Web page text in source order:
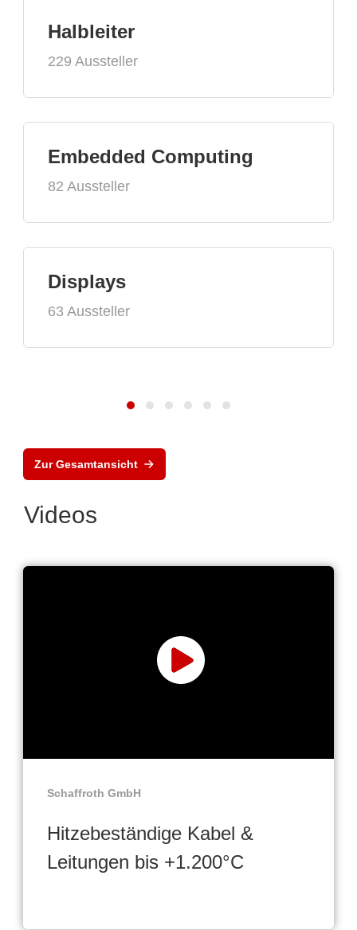
Halbleiter
229 Aussteller
Embedded Computing
82 Aussteller
Displays
63 Aussteller
Zur Gesamtansicht
Videos
Schaffroth GmbH
Hitzebeständige Kabel &
Leitungen bis +1.200°C